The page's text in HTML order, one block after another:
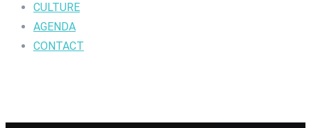
CULTURE
AGENDA
CONTACT